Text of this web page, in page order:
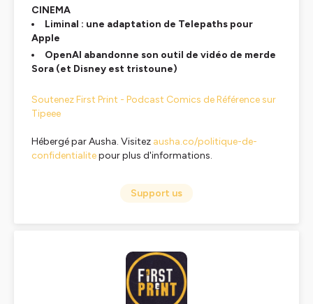
CINEMA
Liminal : une adaptation de Telepaths pour
Apple
OpenAI abandonne son outil de vidéo de merde
Sora (et Disney est tristoune)
Soutenez First Print - Podcast Comics de Référence sur
Tipeee
Hébergé par Ausha. Visitez ausha.co/politique-de-
confidentialitepour plus d'informations.
Support us